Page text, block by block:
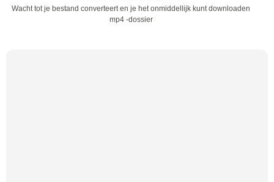
Wacht tot je bestand converteert en je het onmiddellijk kunt downloaden
mp4 -dossier